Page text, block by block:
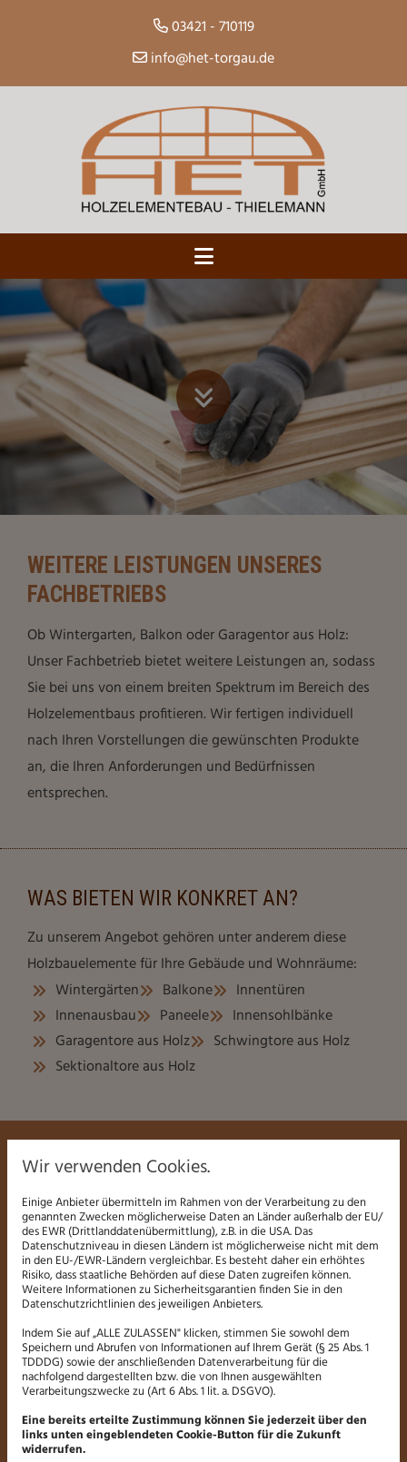
03421 - 710119
info@het-torgau.de
WEITERE LEISTUNGEN UNSERES
FACHBETRIEBS
Ob Wintergarten, Balkon oder Garagentor aus Holz:
Unser Fachbetrieb bietet weitere Leistungen an, sodass
Sie bei uns von einem breiten Spektrum im Bereich des
Holzelementbaus profitieren. Wir fertigen individuell
nach Ihren Vorstellungen die gewünschten Produkte
an, die Ihren Anforderungen und Bedürfnissen
entsprechen.
WAS BIETEN WIR KONKRET AN?
Zu unserem Angebot gehören unter anderem diese
Holzbauelemente für Ihre Gebäude und Wohnräume:
Wintergärten
Balkone
Innentüren
Innenausbau
Paneele
Innensohlbänke
Garagentore aus Holz
Schwingtore aus Holz
Sektionaltore aus Holz
DAS GANZHEITLICHE ANGEBOT IST
UNSERE STÄRKE
Bei uns erhalten Sie alle Arbeiten aus einer Hand.
Wir verwenden Cookies.
Einige Anbieter übermitteln im Rahmen von der Verarbeitung zu den
genannten Zwecken möglicherweise Daten an Länder außerhalb der EU/
des EWR (Drittlanddatenübermittlung), z.B. in die USA. Das
Datenschutzniveau in diesen Ländern ist möglicherweise nicht mit dem
in den EU-/EWR-Ländern vergleichbar. Es besteht daher ein erhöhtes
Risiko, dass staatliche Behörden auf diese Daten zugreifen können.
Weitere Informationen zu Sicherheitsgarantien finden Sie in den
Datenschutzrichtlinien des jeweiligen Anbieters.
Indem Sie auf „ALLE ZULASSEN" klicken, stimmen Sie sowohl dem
Speichern und Abrufen von Informationen auf Ihrem Gerät (§ 25 Abs. 1
TDDDG) sowie der anschließenden Datenverarbeitung für die
nachfolgend dargestellten bzw. die von Ihnen ausgewählten
Verarbeitungszwecke zu (Art 6 Abs. 1 lit. a. DSGVO).
Eine bereits erteilte Zustimmung können Sie jederzeit über den
links unten eingeblendeten Cookie-Button für die Zukunft
widerrufen.